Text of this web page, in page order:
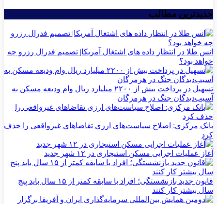
جدیدترین مطالب
انس طلا در انتظار داده های اشتغال آمریکا| تصمیم فدرال رزرو چه
خواهد بود؟
تسهیل در پرداخت بیش از ۲۲۰۰ میلیارد ریال وام ودیعه مسکن به
آسیب‌دیدگان جنگ در هرمزگان
بانک مرکزی: اصلاح سیاست‌های ارزی تقاضاهای غیرواقعی را حذف
کرد
آغاز عملیات اجرایی مسکن استیجاری در ۱۲ شهر جدید
قانون جدید بازنشستگی؛ افراد با سابقه کمتر از ۱۵ سال باید پنج
سال بیشتر کار کنند